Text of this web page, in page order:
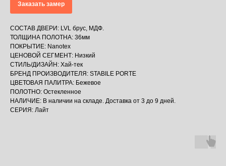
Заказать замер
СОСТАВ ДВЕРИ: LVL брус, МДФ.
ТОЛЩИНА ПОЛОТНА: 36мм
ПОКРЫТИЕ: Nanotex
ЦЕНОВОЙ СЕГМЕНТ: Низкий
СТИЛЬ/ДИЗАЙН: Хай-тек
БРЕНД ПРОИЗВОДИТЕЛЯ: STABILE PORTE
ЦВЕТОВАЯ ПАЛИТРА: Бежевое
ПОЛОТНО: Остекленное
НАЛИЧИЕ: В наличии на складе. Доставка от 3 до 9 дней.
СЕРИЯ: Лайт